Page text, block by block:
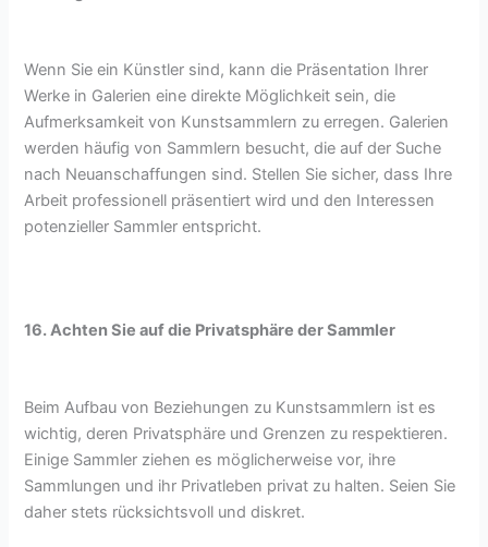
Wenn Sie ein Künstler sind, kann die Präsentation Ihrer
Werke in Galerien eine direkte Möglichkeit sein, die
Aufmerksamkeit von Kunstsammlern zu erregen. Galerien
werden häufig von Sammlern besucht, die auf der Suche
nach Neuanschaffungen sind. Stellen Sie sicher, dass Ihre
Arbeit professionell präsentiert wird und den Interessen
potenzieller Sammler entspricht.
16. Achten Sie auf die Privatsphäre der Sammler
Beim Aufbau von Beziehungen zu Kunstsammlern ist es
wichtig, deren Privatsphäre und Grenzen zu respektieren.
Einige Sammler ziehen es möglicherweise vor, ihre
Sammlungen und ihr Privatleben privat zu halten. Seien Sie
daher stets rücksichtsvoll und diskret.